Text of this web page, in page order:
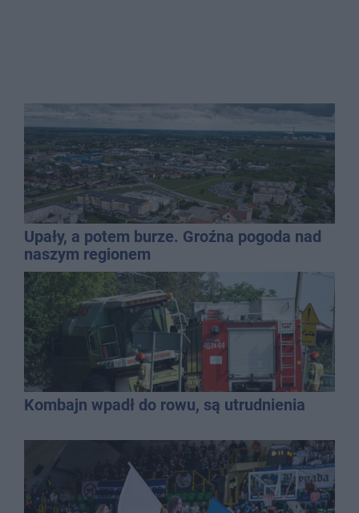
Upały, a potem burze. Groźna pogoda nad
naszym regionem
Kombajn wpadł do rowu, są utrudnienia